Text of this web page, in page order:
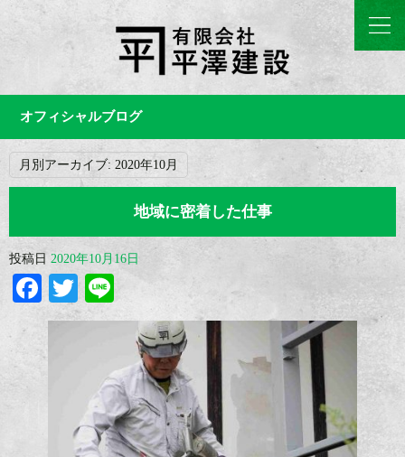
オフィシャルブログ
月別アーカイブ: 2020年10月
地域に密着した仕事
投稿日 2020年10月16日
Facebook
Twitter